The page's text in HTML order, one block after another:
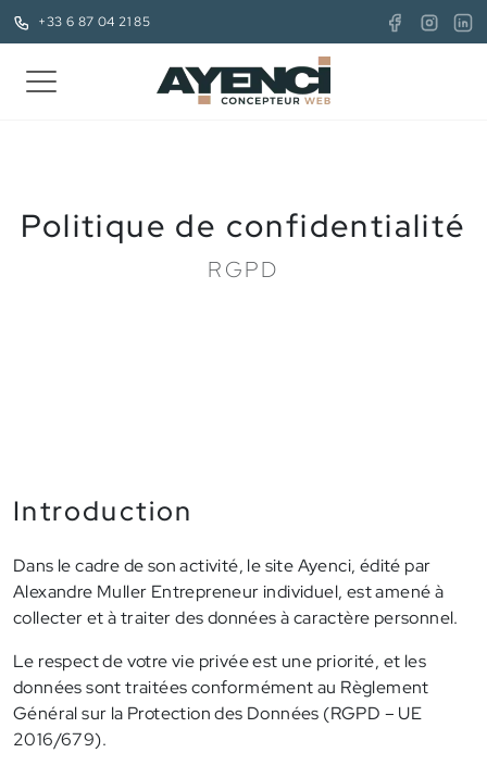
+33 6 87 04 21 85
Politique de confidentialité
RGPD
Introduction
Dans le cadre de son activité, le site Ayenci, édité par
Alexandre Muller Entrepreneur individuel, est amené à
collecter et à traiter des données à caractère personnel.
Le respect de votre vie privée est une priorité, et les
données sont traitées conformément au Règlement
Général sur la Protection des Données (RGPD – UE
2016/679).